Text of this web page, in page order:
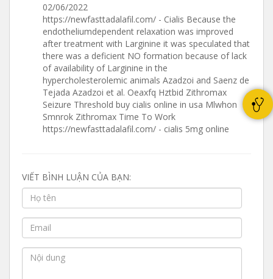
02/06/2022
https://newfasttadalafil.com/ - Cialis Because the
endotheliumdependent relaxation was improved
after treatment with Larginine it was speculated that
there was a deficient NO formation because of lack
of availability of Larginine in the
hypercholesterolemic animals Azadzoi and Saenz de
Tejada Azadzoi et al. Oeaxfq Hztbid Zithromax
Seizure Threshold buy cialis online in usa Mlwhon
Smnrok Zithromax Time To Work
https://newfasttadalafil.com/ - cialis 5mg online
VIẾT BÌNH LUẬN CỦA BẠN: